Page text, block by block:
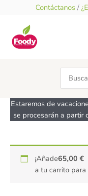
contenido
Contáctanos /
Search
for:
Estaremos de
se procesarán a partir
¡Añade65,00€
a tu carrito
Fideos
Ramen
Noodles